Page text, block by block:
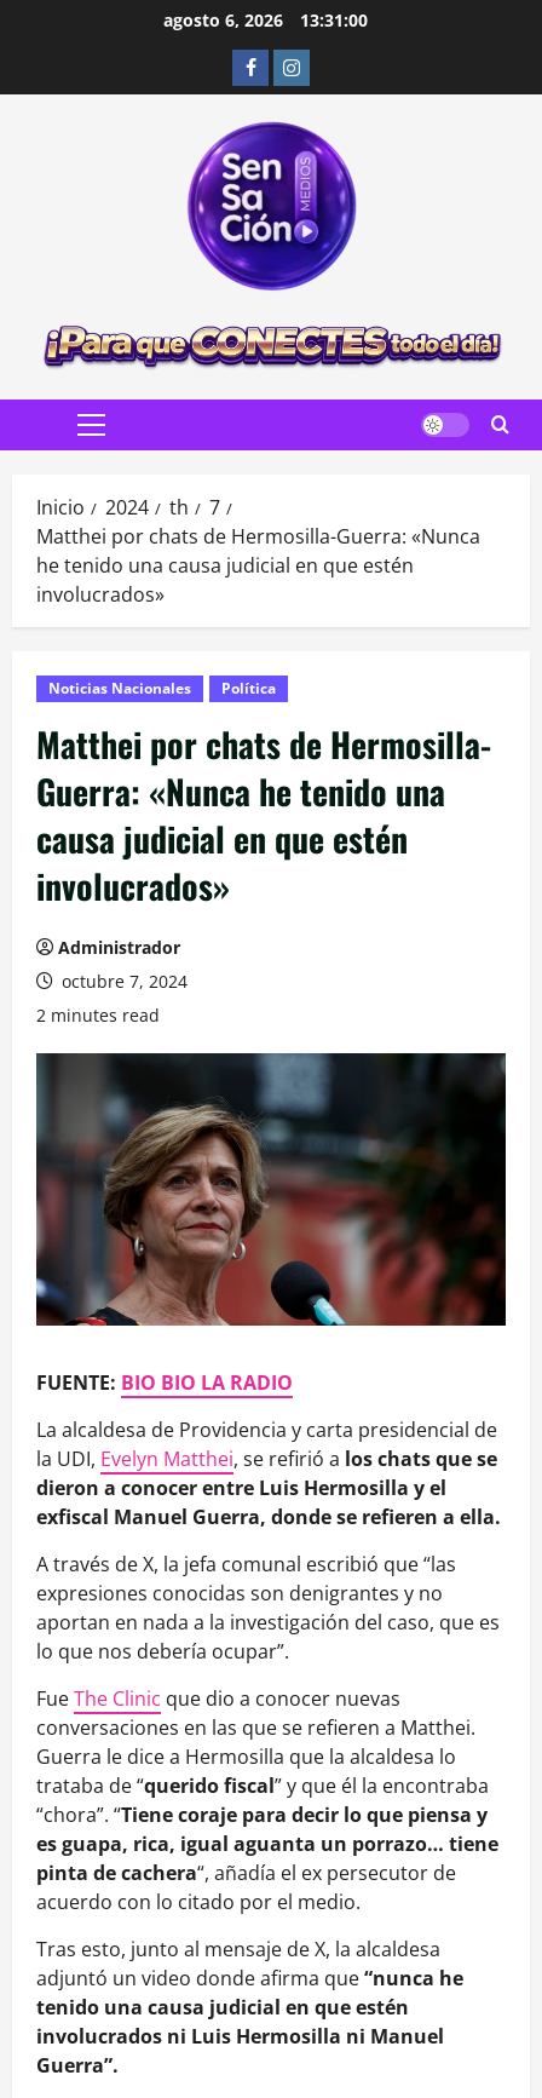
agosto 6, 2026 13:31:01
FacebookInstagram
Menú
Inicio 2024 th
7
Matthei por chats de Hermosilla-Guerra: «Nunca
he tenido una causa judicial en que estén
involucrados»
Noticias Nacionales Política
Matthei por chats de Hermosilla-
Guerra: «Nunca he tenido una
causa judicial en que estén
involucrados»
Administrador
octubre 7, 2024
2 minutes read
FUENTE: BIO BIO LA RADIO
La alcaldesa de Providencia y carta presidencial de
la UDI, Evelyn Matthei, se refirió a los chats que se
dieron a conocer entre Luis Hermosilla y el
exfiscal Manuel Guerra, donde se refieren a ella.
A través de X, la jefa comunal escribió que “las
expresiones conocidas son denigrantes y no
aportan en nada a la investigación del caso, que es
lo que nos debería ocupar”.
FueThe Clinic que dio a conocer nuevas
conversaciones en las que se refieren a Matthei.
Guerra le dice a Hermosilla que la alcaldesa lo
trataba de “querido fiscal” y que él la encontraba
“chora”. “Tiene coraje para decir lo que piensa y
es guapa, rica, igual aguanta un porrazo… tiene
pinta de cachera“, añadía el ex persecutor de
acuerdo con lo citado por el medio.
Tras esto, junto al mensaje de X, la alcaldesa
adjuntó un video donde afirma que“nunca he
tenido una causa judicial en que estén
involucrados ni Luis Hermosilla ni Manuel
Guerra”.